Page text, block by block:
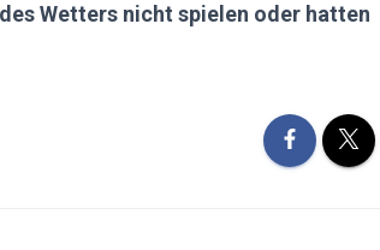
Wetters nicht spielen oder hatten